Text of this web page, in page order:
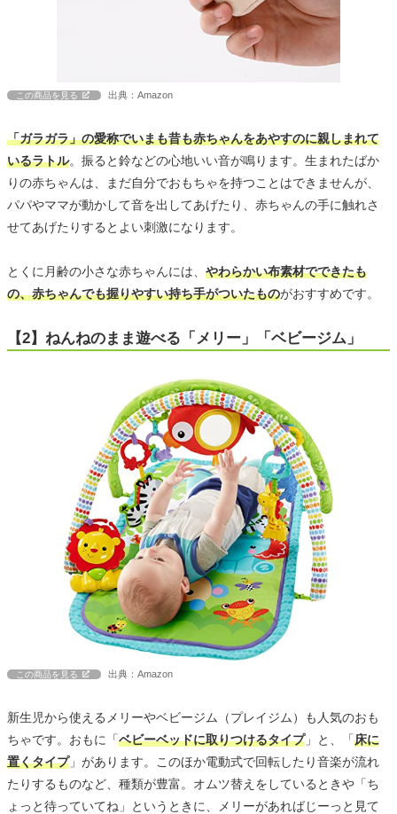
この商品を見る 出典：Amazon
「ガラガラ」の愛称でいまも昔も赤ちゃんをあやすのに親しまれて
いるラトル。振ると鈴などの心地いい音が鳴ります。生まれたばか
りの赤ちゃんは、まだ自分でおもちゃを持つことはできませんが、
パパやママが動かして音を出してあげたり、赤ちゃんの手に触れさ
せてあげたりするとよい刺激になります。
とくに月齢の小さな赤ちゃんには、 やわらかい布素材でできたも
の、赤ちゃんでも握りやすい持ち手がついたものがおすすめです。
【2】ねんねのまま遊べる「メリー」「ベビージム」
この商品を見る 出典：Amazon
新生児から使えるメリーやベビージム（プレイジム）も人気のおも
ちゃです。おもに「ベビーベッドに取りつけるタイプ」と、「床に
置くタイプ」があります。このほか電動式で回転したり音楽が流れ
たりするものなど、種類が豊富。オムツ替えをしているときや「ち
ょっと待っていてね」というときに、メリーがあればじーっと見て